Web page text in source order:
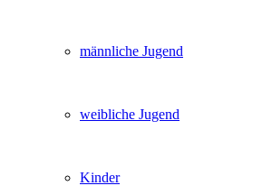
männliche Jugend
weibliche Jugend
Kinder